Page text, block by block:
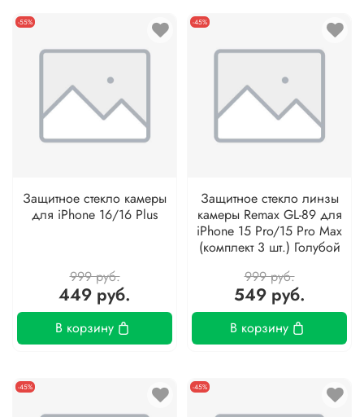
-55%
Защитное стекло камеры
для iPhone 16/16 Plus
999 руб.
449 руб.
В корзину
-45%
Защитное стекло линзы
камеры Remax GL-89 для
iPhone 15 Pro/15 Pro Max
(комплект 3 шт.) Голубой
999 руб.
549 руб.
В корзину
-45% -45%